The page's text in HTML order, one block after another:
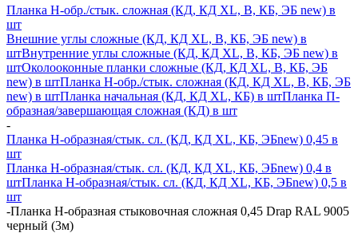
Планка H-обр./стык. сложная (КД, КД XL, В, КБ, ЭБ new) в
шт
Внешние углы сложные (КД, КД XL, В, КБ, ЭБ new) в
штВнутренние углы сложные (КД, КД XL, В, КБ, ЭБ new) в
штОколооконные планки сложные (КД, КД XL, В, КБ, ЭБ
new) в штПланка H-обр./стык. сложная (КД, КД XL, В, КБ, ЭБ
new) в штПланка начальная (КД, КД XL, КБ) в штПланка П-
образная/завершающая сложная (КД) в шт
-
Планка H-образная/стык. сл. (КД, КД XL, КБ, ЭБnew) 0,45 в
шт
Планка H-образная/стык. сл. (КД, КД XL, КБ, ЭБnew) 0,4 в
штПланка H-образная/стык. сл. (КД, КД XL, КБ, ЭБnew) 0,5 в
шт
-Планка Н-образная стыковочная сложная 0,45 Drap RAL 9005
черный (3м)